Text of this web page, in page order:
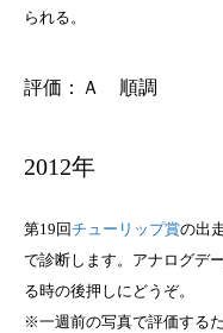
られる。
評価：Ａ 順調
2012年
第19回チューリップ賞の出
で診断します。アナログデ
る時の後押しにどうぞ。
※一週前の写真で評価する